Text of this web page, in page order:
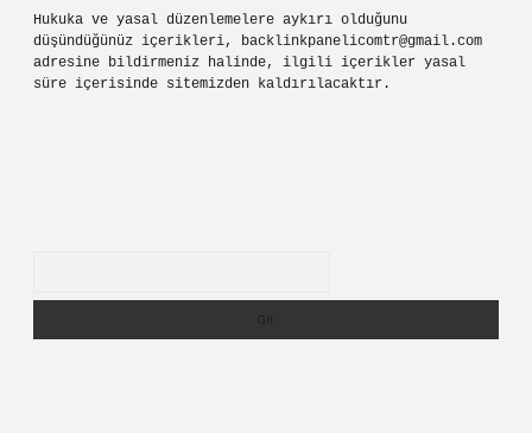
Hukuka ve yasal düzenlemelere aykırı olduğunu
düşündüğünüz içerikleri, backlinkpanelicomtr@gmail.com
adresine bildirmeniz halinde, ilgili içerikler yasal
süre içerisinde sitemizden kaldırılacaktır.